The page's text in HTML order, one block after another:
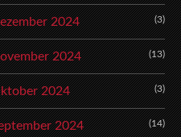
2024 (3)
2024 (13)
2024 (3)
2024 (14)